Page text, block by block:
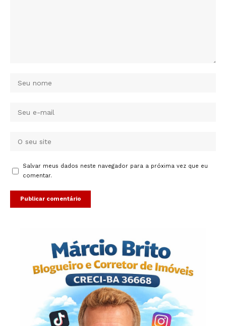
Salvar meus dados neste navegador para a próxima vez que eu
comentar.